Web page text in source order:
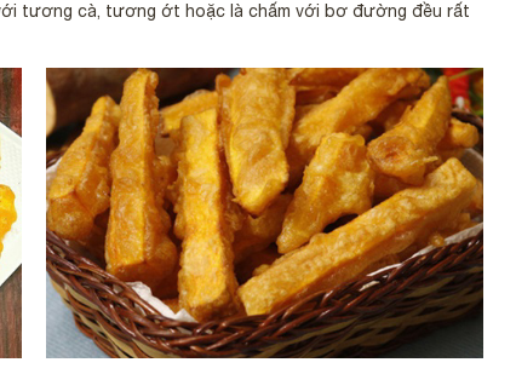
tương cà, tương ớt hoặc là chấm với bơ đường đều rất